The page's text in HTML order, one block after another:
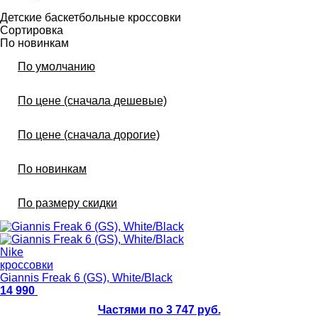
Детские баскетбольные кроссовки
Сортировка
По новинкам
По умолчанию
По цене (сначала дешевые)
По цене (сначала дорогие)
По новинкам
По размеру скидки
Nike
кроссовки
Giannis Freak 6 (GS), White/Black
14 990
Частями по 3 747 руб.